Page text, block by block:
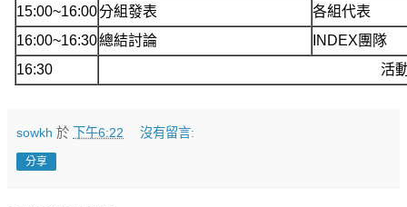
15:00~16:00分組發表
各組代表
16:00~16:30總結討論
INDEX團隊
16:30
活
sowkh 於 下午6:22 沒有留言:
分享